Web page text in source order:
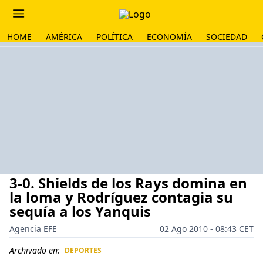
HOME AMÉRICA POLÍTICA ECONOMÍA SOCIEDAD
3-0. Shields de los Rays domina en
la loma y Rodríguez contagia su
sequía a los Yanquis
Agencia EFE
02 Ago 2010 - 08:43 CET
Archivado en: DEPORTES